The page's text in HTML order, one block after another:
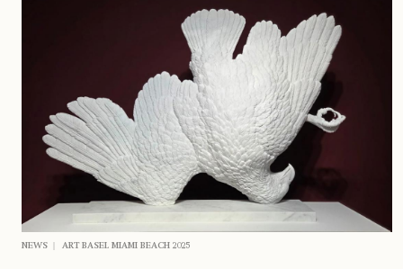
NEWS ART BASEL MIAMI BEACH 2025